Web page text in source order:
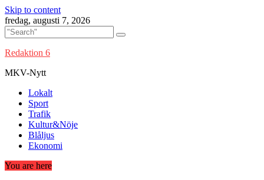
Skip to content
fredag, augusti 7, 2026
Redaktion 6
MKV-Nytt
Lokalt
Sport
Trafik
Kultur&Nöje
Blåljus
Ekonomi
You are here